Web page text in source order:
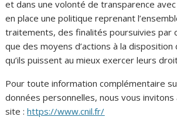
et dans une volonté de transparence
en place une politique reprenant
traitements, des finalités poursuivies par
que des moyens d’actions à la disposition
qu’ils puissent au mieux exercer leurs
Pour toute information complémentaire
données personnelles, nous vous invitons
site :https://www.cnil.fr/